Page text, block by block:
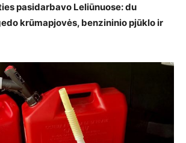
pasidarbavo Leliūnuose: du
krūmapjovės, benzininio pjūklo ir